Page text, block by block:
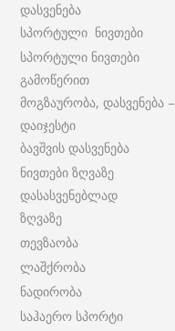
დასვენება
სპორტული ნივთები
სპორტული ნივთები
გამოწერით
მოგზაურობა, დასვენება –
დაიჯესტი
ბავშვის დასვენება
ნივთები ზღვაზე
დასასვენებლად
ზღვაზე
თევზაობა
ლაშქრობა
ნადირობა
საჰაერო სპორტი